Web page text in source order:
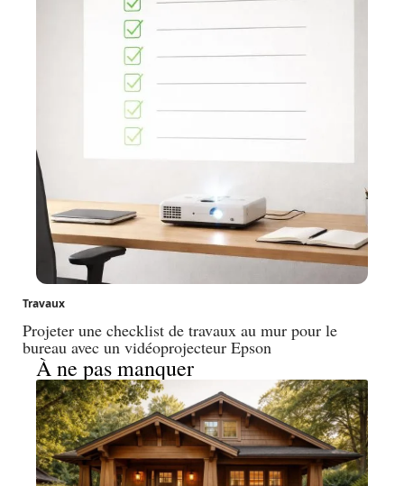
Travaux
Projeter une checklist de travaux au mur pour le
bureau avec un vidéoprojecteur Epson
À ne pas manquer